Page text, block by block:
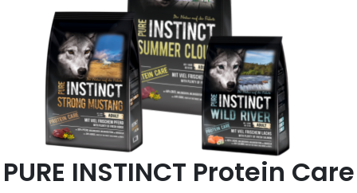
PURE INSTINCT Protein Care